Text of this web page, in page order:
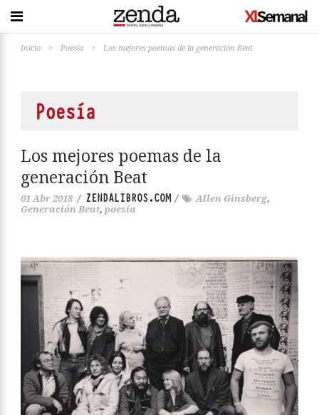
Inicio > Poesía > Los mejores poemas de la generación Beat
Poesía
Los mejores poemas de la
generación Beat
01 Abr 2018 / ZENDALIBROS.COM/ Allen Ginsberg,
Generación Beat, poesía